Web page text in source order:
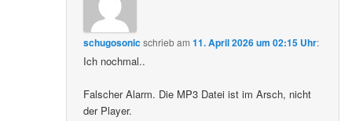
schugosonicschriebam11. April 2026 um 02:15 Uhr:
Ich nochmal..
Falscher Alarm. Die MP3 Datei ist im Arsch, nicht
der Player.